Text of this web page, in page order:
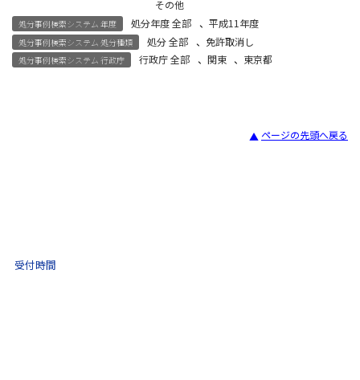
その他
処分事例検索システム 年度 処分年度 全部 、 平成11年度
処分事例検索システム 処分種類 処分 全部 、 免許取消し
処分事例検索システム 行政庁 行政庁 全部 、 関東 、 東京都
ページの先頭へ戻る
受付時間